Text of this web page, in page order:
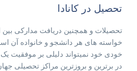
تحصیل در کانادا
تحصیلات و همچنین دریافت مدارکی بین
خواسته های هر دانشجو و خانواده آن
خودی خود نمیتواند دلیلی بر موفقیت
در برترین و بروزترین مراکز تحصیلی